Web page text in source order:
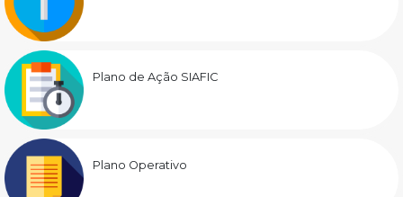
Plano de Ação SIAFIC
Plano Operativo